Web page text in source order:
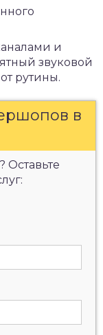
и
звуковой
рутины.
в